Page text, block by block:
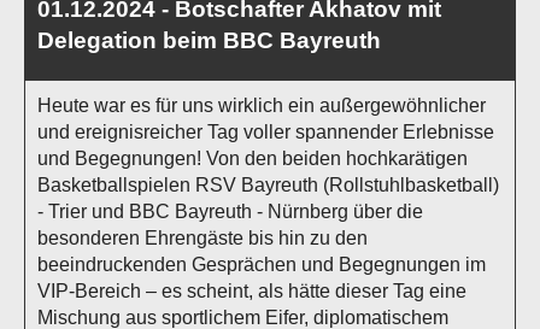
01.12.2024 - Botschafter Akhatov mit
Delegation beim BBC Bayreuth
Heute war es für uns wirklich ein außergewöhnlicher
und ereignisreicher Tag voller spannender Erlebnisse
und Begegnungen! Von den beiden hochkarätigen
Basketballspielen RSV Bayreuth (Rollstuhlbasketball)
- Trier und BBC Bayreuth - Nürnberg über die
besonderen Ehrengäste bis hin zu den
beeindruckenden Gesprächen und Begegnungen im
VIP-Bereich – es scheint, als hätte dieser Tag eine
Mischung aus sportlichem Eifer, diplomatischem